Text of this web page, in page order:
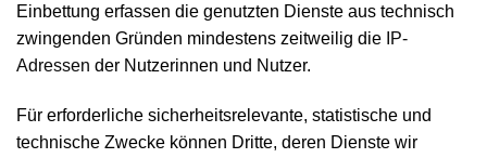
Einbettung erfassen die genutzten Dienste aus technisch
zwingenden Gründen mindestens zeitweilig die IP-
Adressen der Nutzerinnen und Nutzer.
Für erforderliche sicherheitsrelevante, statistische und
technische Zwecke können Dritte, deren Dienste wir